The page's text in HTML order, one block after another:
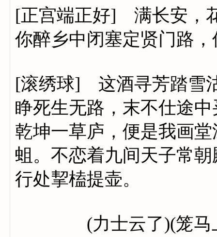
[正宫端正好] 满长安，
你醉乡中闭塞定贤门路
[滚绣球] 这酒寻芳踏雪
睁死生无路，末不仕途
乾坤一草庐，便是我画
蛆。不恋着九间天子常
行处挈榼提壶。
(力士云了)(笼马上